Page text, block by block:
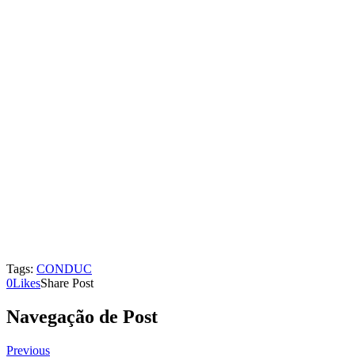
Tags: CONDUC
0LikesShare Post
Navegação de Post
Previous